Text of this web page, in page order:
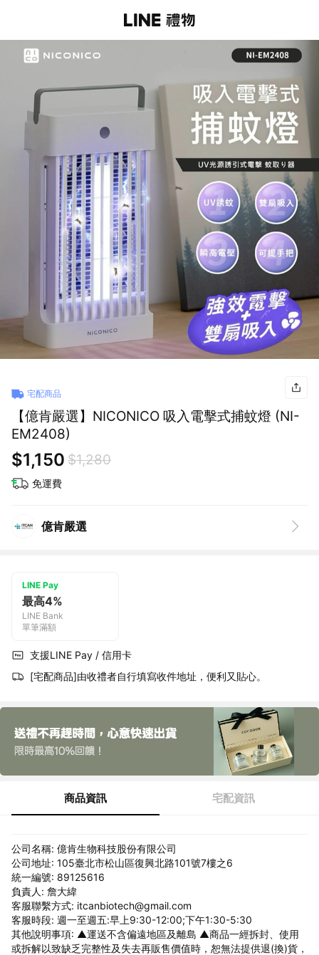
宅配商品
【億肯嚴選】NICONICO 吸入電擊式捕蚊燈 (NI-
EM2408)
$1,150 $1,280
免運費
億肯嚴選
LINE Pay
最高4%
LINE Bank
單筆滿額
支援LINE Pay / 信用卡
[宅配商品]由收禮者自行填寫收件地址，便利又貼心。
商品資訊 宅配資訊
公司名稱: 億肯生物科技股份有限公司
公司地址: 105臺北市松山區復興北路101號7樓之6
統一編號: 89125616
負責人: 詹大緯
客服聯繫方式: itcanbiotech@gmail.com
客服時段: 週一至週五:早上9:30-12:00;下午1:30-5:30
其他說明事項: ▲運送不含偏遠地區及離島 ▲商品一經拆封、使用
或拆解以致缺乏完整性及失去再販售價值時，恕無法提供退(換)貨，